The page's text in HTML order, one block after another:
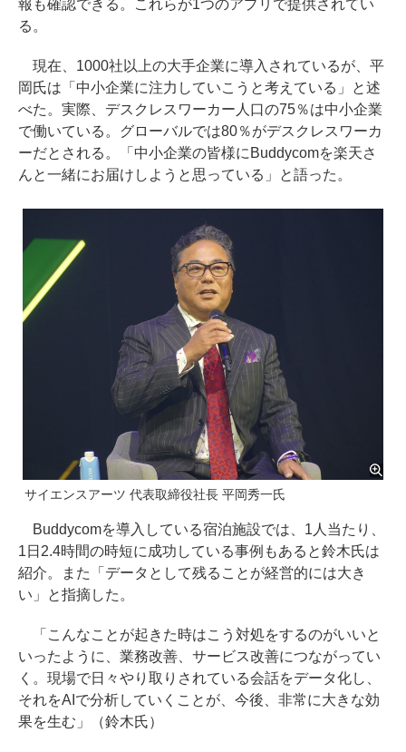
報も確認できる。これらが1つのアプリで提供されてい
る。
現在、1000社以上の大手企業に導入されているが、平
岡氏は「中小企業に注力していこうと考えている」と述
べた。実際、デスクレスワーカー人口の75％は中小企業
で働いている。グローバルでは80％がデスクレスワーカ
ーだとされる。「中小企業の皆様にBuddycomを楽天さ
んと一緒にお届けしようと思っている」と語った。
サイエンスアーツ 代表取締役社長 平岡秀一氏
Buddycomを導入している宿泊施設では、1人当たり、
1日2.4時間の時短に成功している事例もあると鈴木氏は
紹介。また「データとして残ることが経営的には大き
い」と指摘した。
「こんなことが起きた時はこう対処をするのがいいと
いったように、業務改善、サービス改善につながってい
く。現場で日々やり取りされている会話をデータ化し、
それをAIで分析していくことが、今後、非常に大きな効
果を生む」（鈴木氏）